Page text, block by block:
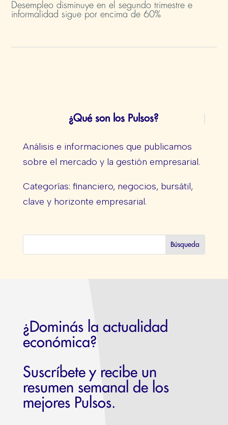
Desempleo disminuye en el segundo trimestre e
informalidad sigue por encima de 60%
¿Qué son los Pulsos?
Análisis e informaciones que publicamos
sobre el mercado y la gestión empresarial.
Categorías: financiero, negocios, bursátil,
clave y horizonte empresarial.
¿Dominás la actualidad
económica?
Suscríbete y recibe un
resumen semanal de los
mejores Pulsos.